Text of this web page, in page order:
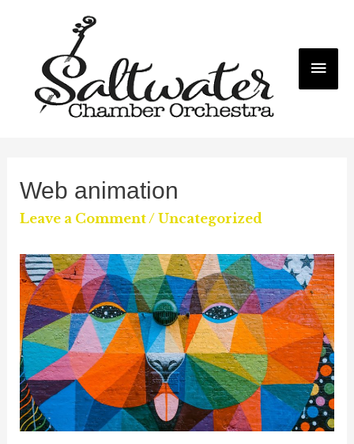
Web animation
Leave a Comment/Uncategorized